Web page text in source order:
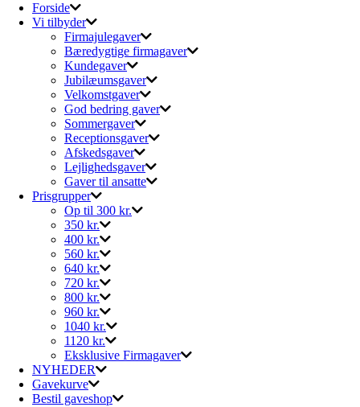
Forside
Vi tilbyder
Firmajulegaver
Bæredygtige firmagaver
Kundegaver
Jubilæumsgaver
Velkomstgaver
God bedring gaver
Sommergaver
Receptionsgaver
Afskedsgaver
Lejlighedsgaver
Gaver til ansatte
Prisgrupper
Op til 300 kr.
350 kr.
400 kr.
560 kr.
640 kr.
720 kr.
800 kr.
960 kr.
1040 kr.
1120 kr.
Eksklusive Firmagaver
NYHEDER
Gavekurve
Bestil gaveshop